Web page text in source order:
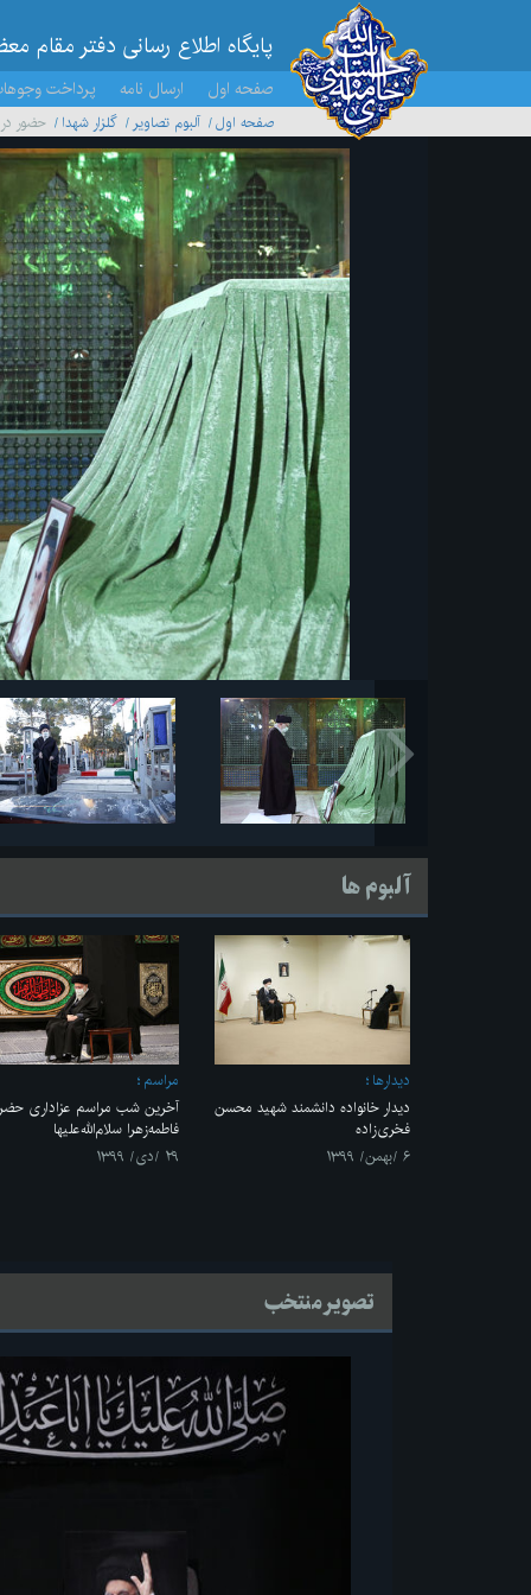
پایگاه اطلاع رسانی دفتر مقام
صفحه اول ارسال نامه پرداخت
صفحه اول آلبوم تصاویر گلزار شهدا
حضور
آلبوم ها
ديدارها
دیدار خانواده دانشمند شهید محسن
فخری‌زاده
۶ /بهمن/ ۱۳۹۹
مراسم
آخرین شب مراسم عزاداری
فاطمه‌زهرا سلام‌الله‌علیها
۲۹ /دی/ ۱۳۹۹
تصویر منتخب